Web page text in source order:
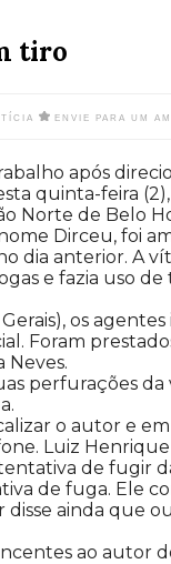
tiro
ENVIE PARA UM
após
quinta-feira
Norte de Belo
Dirceu, foi
dia anterior. A
e fazia uso
os
Foram
Neves.
perfurações
o autor e
Luiz
de fugir
de fuga. Ele
disse ainda que
ao autor